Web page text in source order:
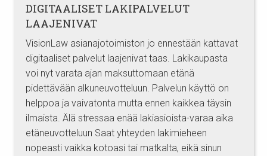
DIGITAALISET LAKIPALVELUT
LAAJENIVAT
VisionLaw asianajotoimiston jo ennestään kattavat
digitaaliset palvelut laajenivat taas. Lakikaupasta
voi nyt varata ajan maksuttomaan etänä
pidettävään alkuneuvotteluun. Palvelun käyttö on
helppoa ja vaivatonta mutta ennen kaikkea täysin
ilmaista. Älä stressaa enää lakiasioista-varaa aika
etäneuvotteluun Saat yhteyden lakimieheen
nopeasti vaikka kotoasi tai matkalta, eikä sinun